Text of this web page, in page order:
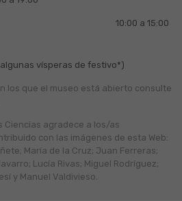
10:00 a 15:00
vísperas de festivo*)
los que el museo está abierto consulte
Ciencias agradece a los/as
con las imágenes de esta Web:
María de la Cruz; Juan Ferreras;
Lucía Rivas; Miguel Rodríguez;
y Manuel Valdivieso.